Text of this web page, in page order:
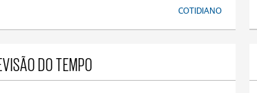
COTIDIANO
DO TEMPO